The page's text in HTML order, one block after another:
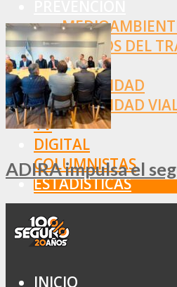
RIESGOS DEL
SALUD
SEGURIDAD
SEGURIDAD
TV
DIGITAL
COLUMNISTAS
ESTADÍSTICAS
ADIRA impulsa el
INICIO